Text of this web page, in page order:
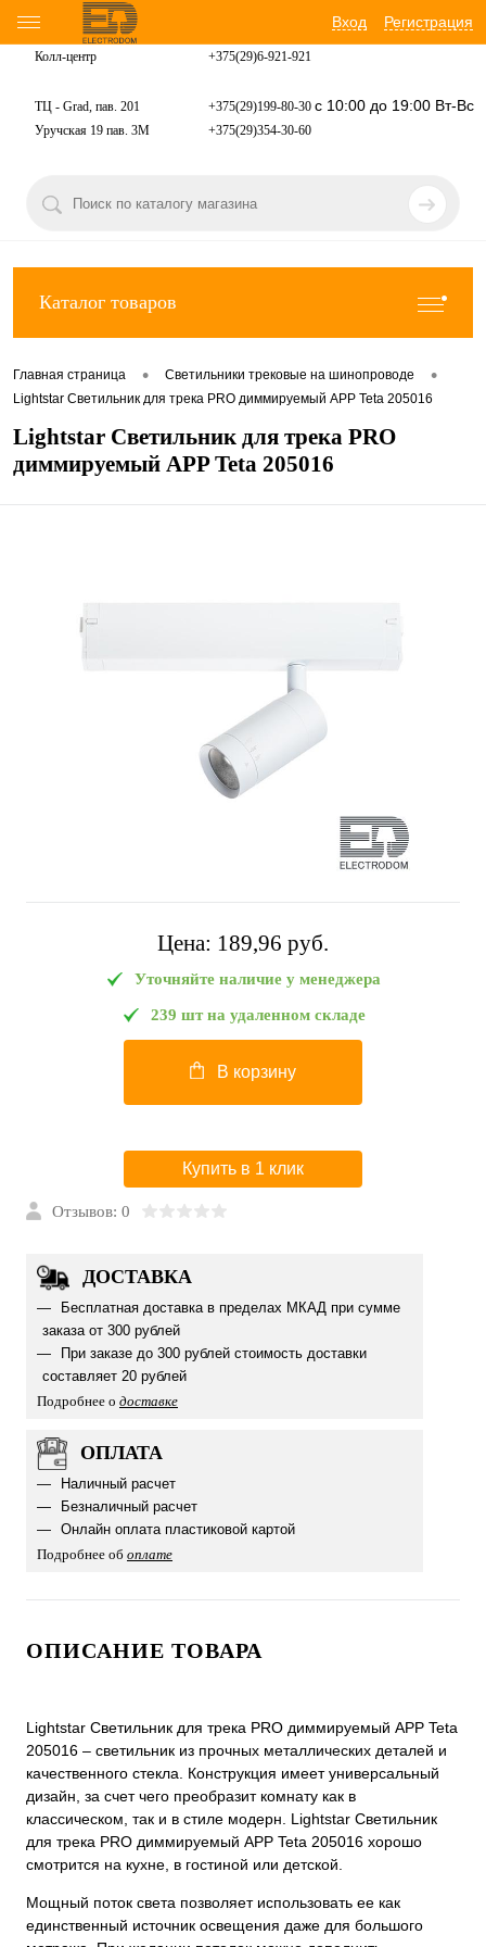
Вход Регистрация
Колл-центр +375(29)6-921-921
ТЦ - Grad, пав. 201 +375(29)199-80-30 с 10:00 до 19:00 Вт-Вс
Уручская 19 пав. 3М +375(29)354-30-60
Каталог товаров
Главная страница • Светильники трековые на шинопроводе •
Lightstar Светильник для трека PRO диммируемый APP Teta 205016
Lightstar Светильник для трека PRO
диммируемый APP Teta 205016
Цена: 189,96 pуб.
Уточняйте наличие у менеджера
239 шт на удаленном складе
В корзину
Купить в 1 клик
Отзывов: 0
ДОСТАВКА
Бесплатная доставка в пределах МКАД при сумме
заказа от 300 рублей
При заказе до 300 рублей стоимость доставки
составляет 20 рублей
Подробнее о доставке
ОПЛАТА
Наличный расчет
Безналичный расчет
Онлайн оплата пластиковой картой
Подробнее об оплате
ОПИСАНИЕ ТОВАРА
Lightstar Светильник для трека PRO диммируемый APP Teta
205016 – светильник из прочных металлических деталей и
качественного стекла. Конструкция имеет универсальный
дизайн, за счет чего преобразит комнату как в
классическом, так и в стиле модерн. Lightstar Светильник
для трека PRO диммируемый APP Teta 205016 хорошо
смотрится на кухне, в гостиной или детской.
Мощный поток света позволяет использовать ее как
единственный источник освещения даже для большого